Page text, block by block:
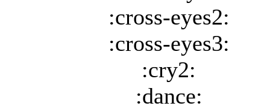
:cross-eyes2:
:cross-eyes3:
:cry2:
:dance: